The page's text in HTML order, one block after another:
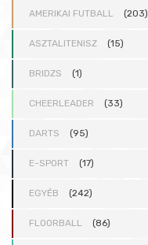
AMERIKAI FUTBALL (203)
ASZTALITENISZ (15)
BRIDZS (1)
CHEERLEADER (33)
DARTS (95)
E-SPORT (17)
EGYÉB (242)
FLOORBALL (86)